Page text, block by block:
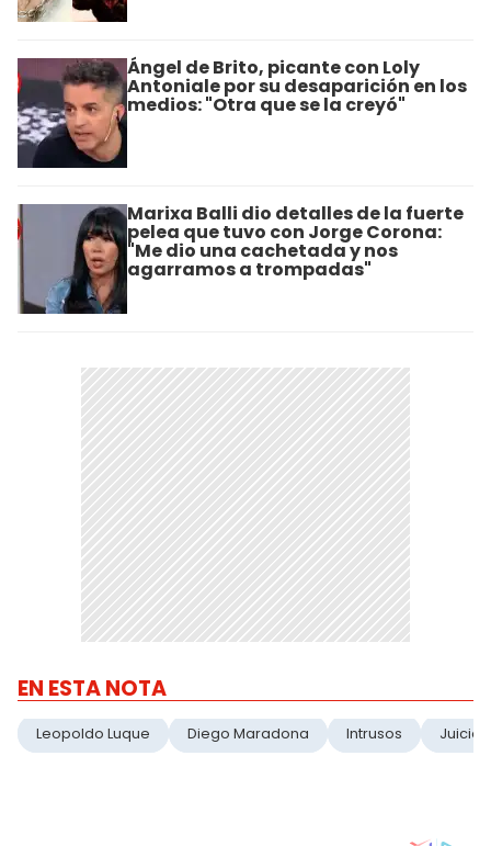
Ángel de Brito, picante con Loly
Antoniale por su desaparición en los
medios: "Otra que se la creyó"
Marixa Balli dio detalles de la fuerte
pelea que tuvo con Jorge Corona:
"Me dio una cachetada y nos
agarramos a trompadas"
EN ESTA NOTA
Leopoldo Luque Diego Maradona Intrusos Juicio